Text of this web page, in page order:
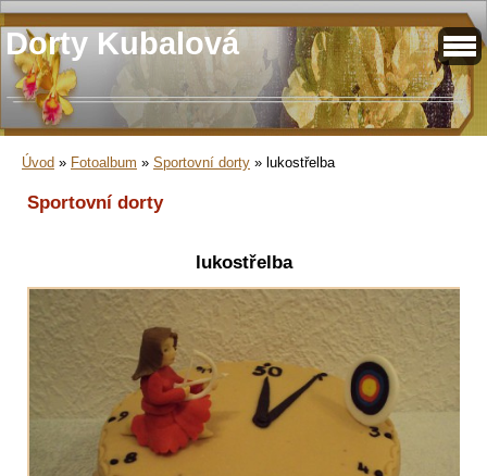
Dorty Kubalová
Úvod » Fotoalbum » Sportovní dorty » lukostřelba
Sportovní dorty
lukostřelba